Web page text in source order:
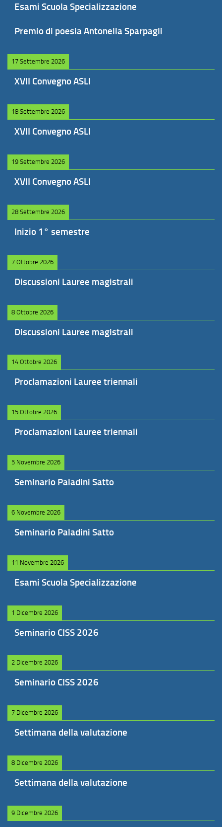
Esami Scuola Specializzazione
Premio di poesia Antonella Sparpagli
17 Settembre 2026
XVII Convegno ASLI
18 Settembre 2026
XVII Convegno ASLI
19 Settembre 2026
XVII Convegno ASLI
28 Settembre 2026
Inizio 1° semestre
7 Ottobre 2026
Discussioni Lauree magistrali
8 Ottobre 2026
Discussioni Lauree magistrali
14 Ottobre 2026
Proclamazioni Lauree triennali
15 Ottobre 2026
Proclamazioni Lauree triennali
5 Novembre 2026
Seminario Paladini Satto
6 Novembre 2026
Seminario Paladini Satto
11 Novembre 2026
Esami Scuola Specializzazione
1 Dicembre 2026
Seminario CISS 2026
2 Dicembre 2026
Seminario CISS 2026
7 Dicembre 2026
Settimana della valutazione
8 Dicembre 2026
Settimana della valutazione
9 Dicembre 2026